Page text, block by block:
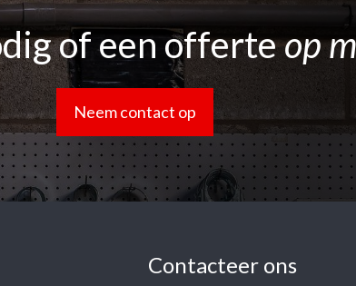
of een offerteop
Neem contact op
Contacteer ons